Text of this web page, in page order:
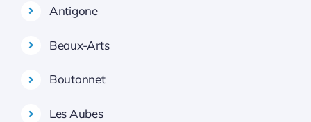
Antigone
Beaux-Arts
Boutonnet
Les Aubes